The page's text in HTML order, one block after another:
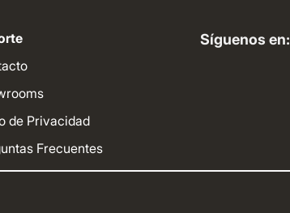
de Privacidad
Frecuentes
Síguenos en: